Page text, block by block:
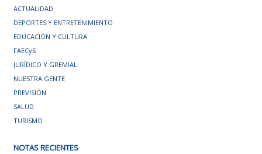
ACTUALIDAD
DEPORTES Y ENTRETENIMIENTO
EDUCACIÓN Y CULTURA
FAECyS
JURÍDICO Y GREMIAL
NUESTRA GENTE
PREVISIÓN
SALUD
TURISMO
NOTAS RECIENTES